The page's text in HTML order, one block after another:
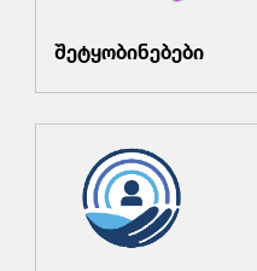
შეტყობინებები